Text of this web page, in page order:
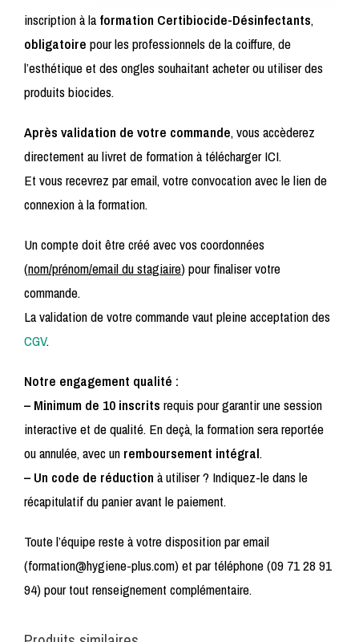
inscription à laformation Certibiocide-Désinfectants,
obligatoire pour les professionnels de la coiffure, de
l’esthétique et des ongles souhaitant acheter ou utiliser des
produits biocides.
Après validation de votre commande, vous accèderez
directement au livret de formation à télécharger ICI.
Et vous recevrez par email, votre convocation avec le lien de
connexion à la formation.
Un compte doit être créé avec vos coordonnées
(nom/prénom/email du stagiaire) pour finaliser votre
commande.
La validation de votre commande vaut pleine acceptation des
CGV.
Notre engagement qualité :
– Minimum de 10 inscrits requis pour garantir une session
interactive et de qualité. En deçà, la formation sera reportée
ou annulée, avec un remboursement intégral.
– Un code de réduction à utiliser ? Indiquez-le dans le
récapitulatif du panier avant le paiement.
Toute l’équipe reste à votre disposition par email
(formation@hygiene-plus.com) et par téléphone (09 71 28 91
94) pour tout renseignement complémentaire.